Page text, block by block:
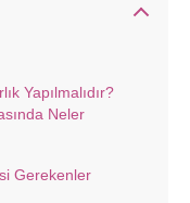
Yapılmalıdır?
Neler
Gerekenler